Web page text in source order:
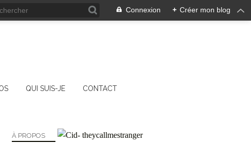
Connexion + Créer mon blog
QUI SUIS-JE CONTACT
À PROPOS